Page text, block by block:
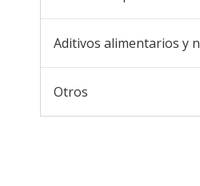
Otros